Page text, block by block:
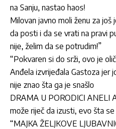
na Sanju, nastao haos!
Milovan javno moli ženu za još
da posti i da se vrati na pravi
nije, želim da se potrudim!”
“Pokvaren si do srži, ovo je
Anđela izvrijeđala Gastoza jer
nije znao šta ga je snašlo
DRAMA U PORODICI ANELI
može riječ da izusti, evo šta se
“MAJKA ŽELJKOVE